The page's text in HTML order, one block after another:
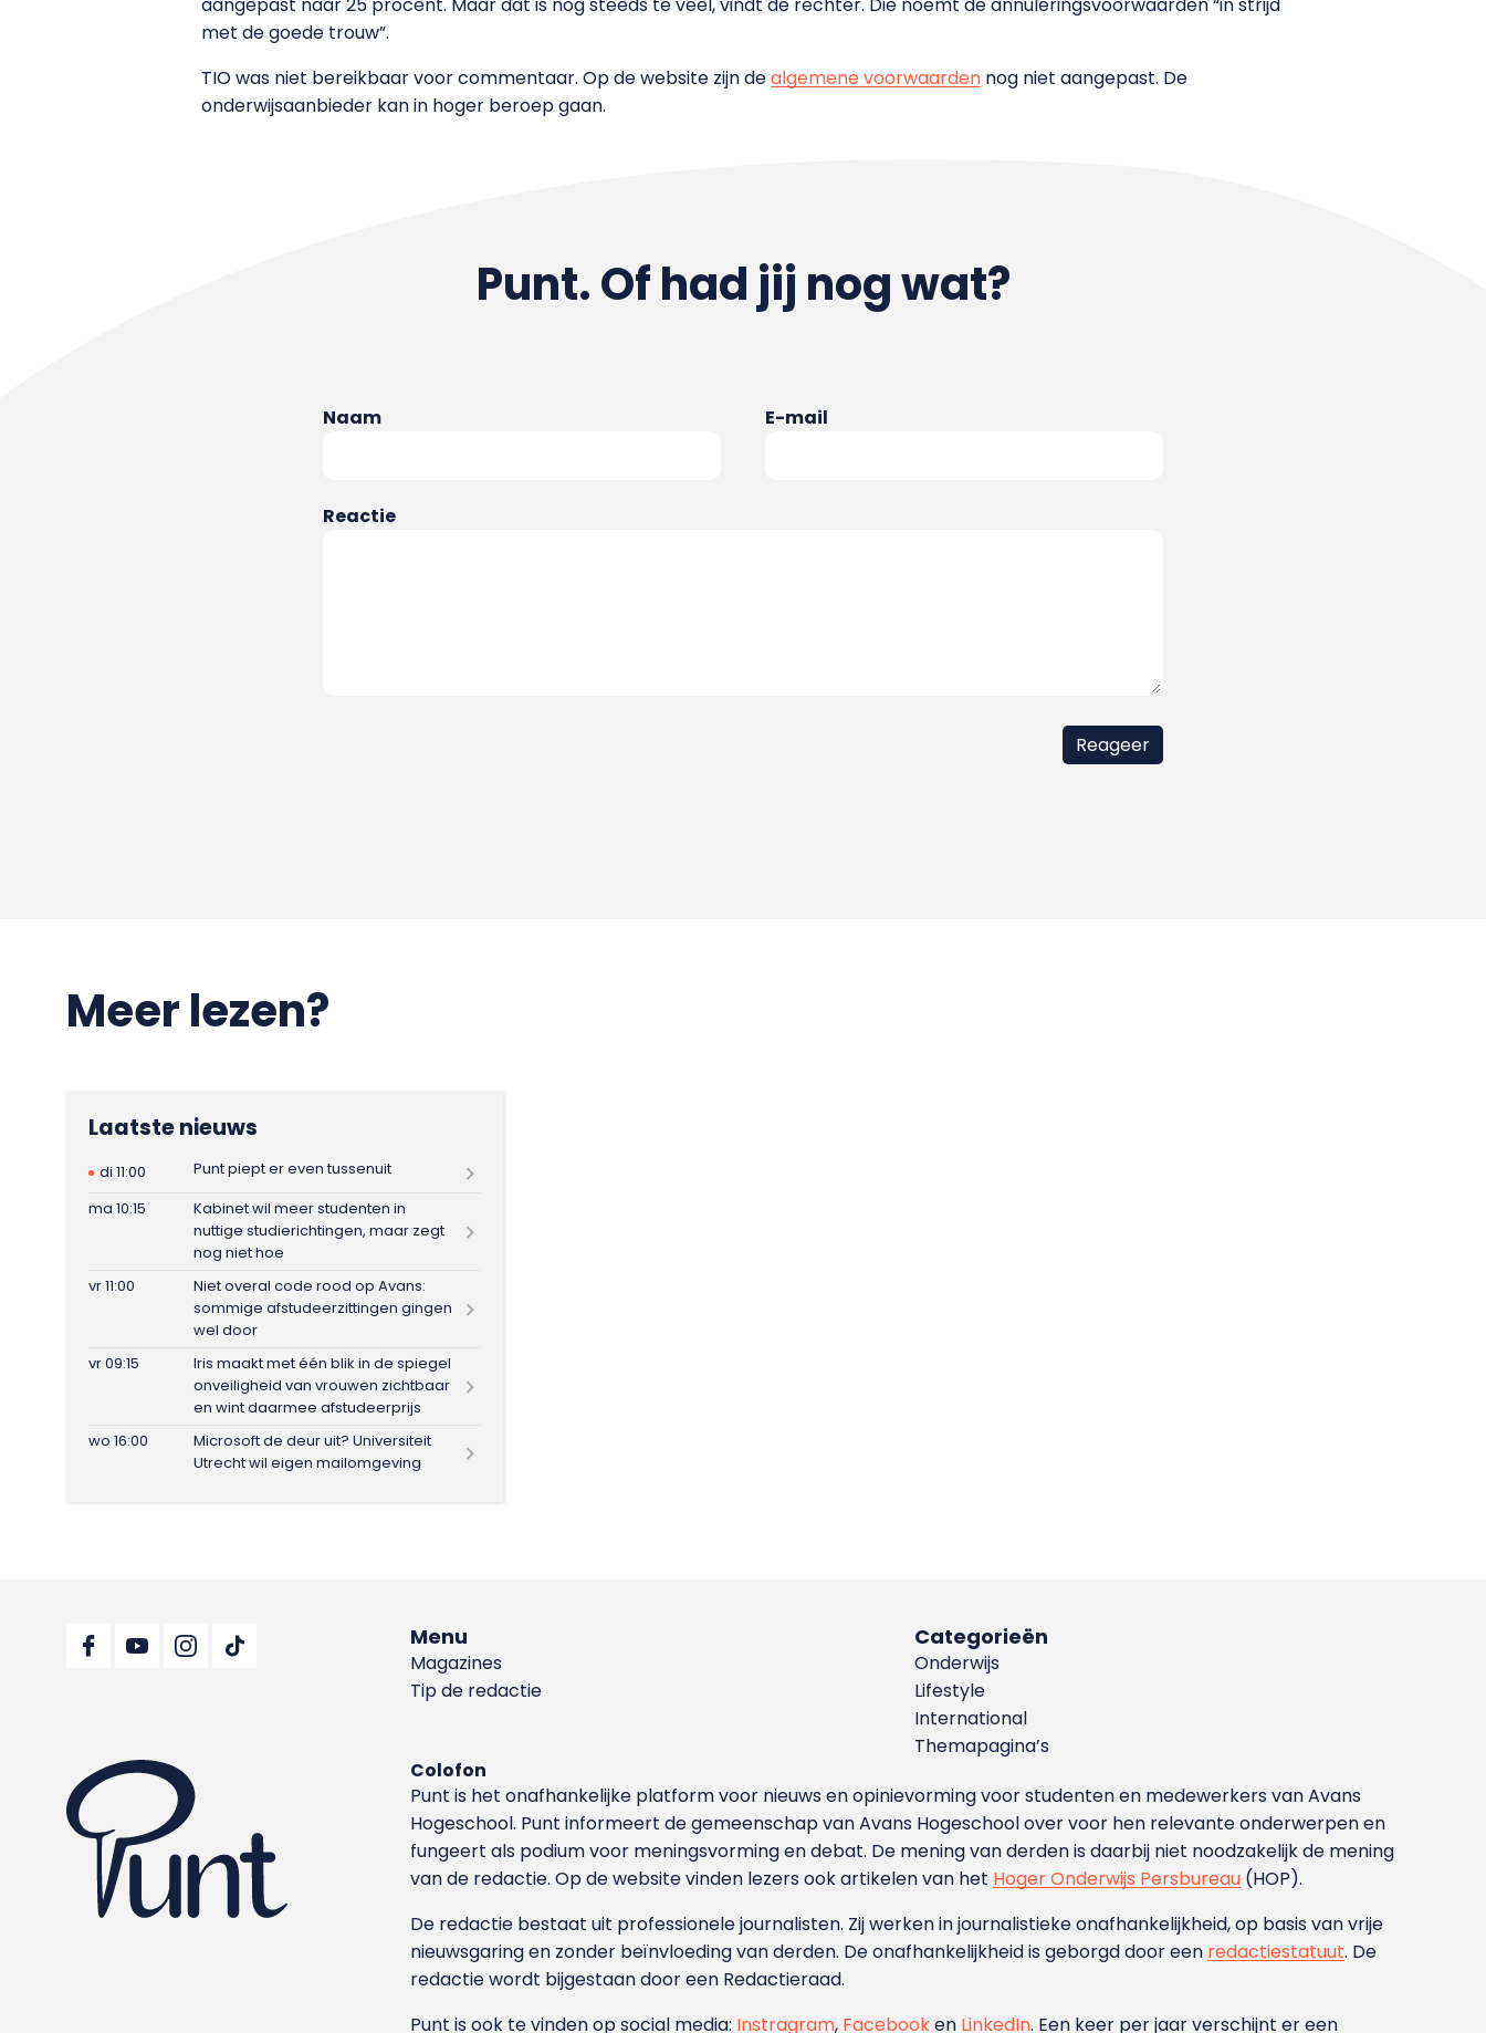
met de goede trouw”.
TIO was niet bereikbaar voor commentaar. Op de website zijn dealgemene voorwaarden nog niet aangepast. De
onderwijsaanbieder kan in hoger beroep gaan.
Punt. Of had jij nog wat?
Naam E-mail
Reactie
Meer lezen?
Laatste nieuws
di 11:00
Punt piept er even tussenuit
ma 10:15
Kabinet wil meer studenten in
nuttige studierichtingen, maar zegt
nog niet hoe
vr 11:00
Niet overal code rood op Avans:
sommige afstudeerzittingen gingen
wel door
vr 09:15
Iris maakt met één blik in de spiegel
onveiligheid van vrouwen zichtbaar
en wint daarmee afstudeerprijs
wo 16:00
Microsoft de deur uit? Universiteit
Utrecht wil eigen mailomgeving
Menu
Magazines
Tip de redactie
Categorieën
Onderwijs
Lifestyle
International
Themapagina’s
Colofon
Punt is het onafhankelijke platform voor nieuws en opinievorming voor studenten en medewerkers van Avans
Hoge­school. Punt informeert de gemeenschap van Avans Hogeschool over voor hen relevante onderwerpen en
fungeert als podium voor meningsvorming en debat. De mening van derden is daarbij niet noodzakelijk de mening
van de redactie. Op de website vinden lezers ook artikelen van het Hoger Onderwijs Persbureau (HOP).
De redactie bestaat uit professionele journalisten. Zij werken in journalistieke onafhankelijkheid, op basis van vrije
nieuwsgaring en zonder beïnvloeding van derden. De onafhankelijkheid is geborgd door een redactiestatuut. De
redactie wordt bijgestaan door een Redactieraad.
Punt is ook te vinden op social media: Instragram, Facebooken LinkedIn. Een keer per jaar verschijnt er een